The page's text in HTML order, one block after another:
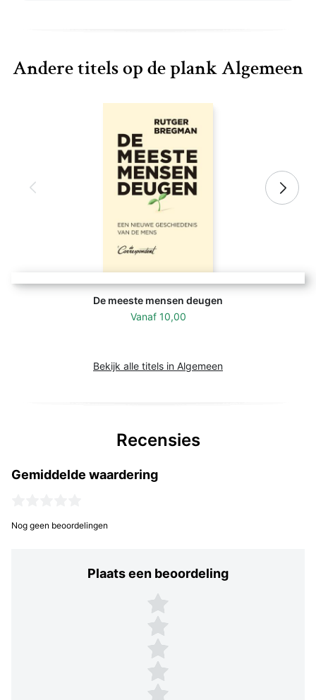
Andere titels op de plank Algemeen
De meeste mensen deugen
Vanaf 10,00
Bekijk alle titels in Algemeen
Recensies
Gemiddelde waardering
Nog geen beoordelingen
Plaats een beoordeling
Plaats een beoordeling
5 sterren
4 sterren
3 sterren
2 sterren
1 ster